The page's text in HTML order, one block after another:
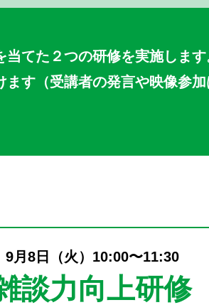
てた２つの研修を実施します
す（受講者の発言や映像参加
9月8日（火）10:00〜11:30
談力向上研修